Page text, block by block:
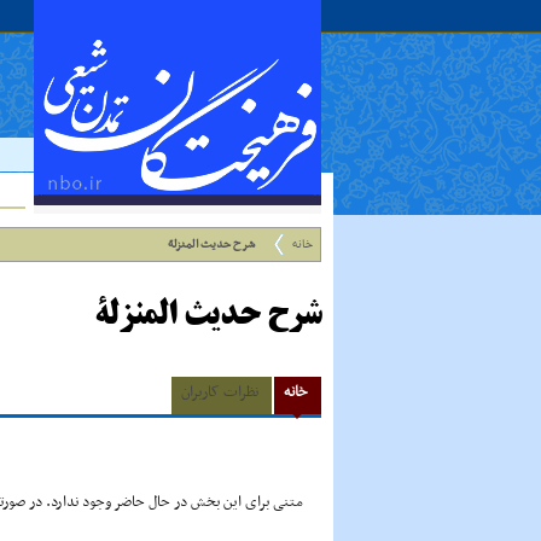
خانه شرح حدیث المنزلة
شرح حدیث المنزلة
خانه نظرات کاربران
متنی برای این بخش در حال حاضر وجود ندارد. در